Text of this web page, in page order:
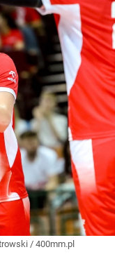
/ 400mm.pl